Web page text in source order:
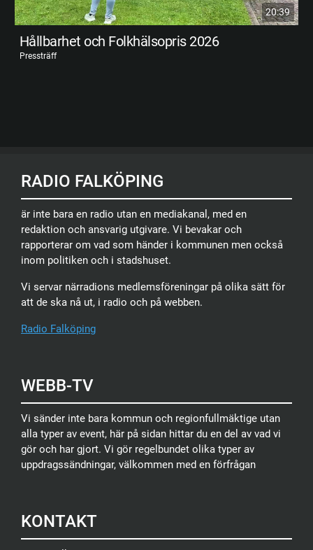
20:39
Hållbarhet och Folkhälsopris 2026
Pressträff
RADIO FALKÖPING
är inte bara en radio utan en mediakanal, med en
redaktion och ansvarig utgivare. Vi bevakar och
rapporterar om vad som händer i kommunen men också
inom politiken och i stadshuset.
Vi servar närradions medlemsföreningar på olika sätt för
att de ska nå ut, i radio och på webben.
Radio Falköping
WEBB-TV
Vi sänder inte bara kommun och regionfullmäktige utan
alla typer av event, här på sidan hittar du en del av vad vi
gör och har gjort. Vi gör regelbundet olika typer av
uppdragssändningar, välkommen med en förfrågan
KONTAKT